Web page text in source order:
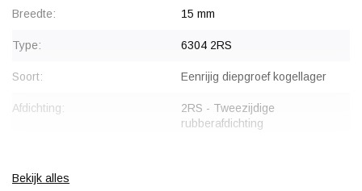
voor meer informatie.
Breedte: 15 mm
Type: 6304 2RS
Soort: Eenrijig diepgroef kogellager
Afdichting:
2RS - Tweezijdige
rubberafdichting
Bekijk alles